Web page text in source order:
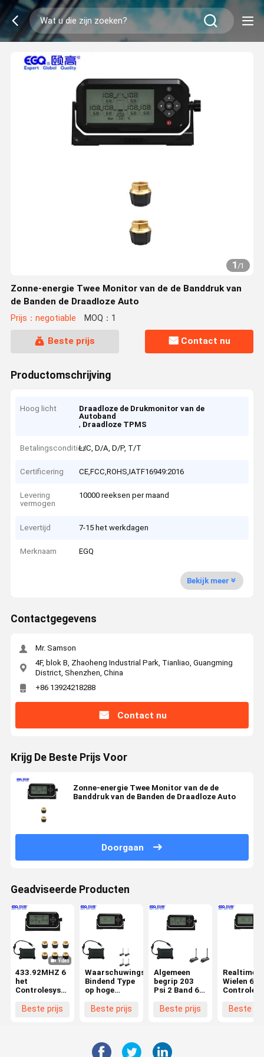
1/1
Zonne-energie Twee Monitor van de de Banddruk van
de Banden de Draadloze Auto
Prijs：negotiable MOQ：1
Beste prijs Contact nu
Productomschrijving
Hoog licht
Draadloze de Drukmonitor van de
Autoband
, Draadloze TPMS
BetalingsconditiesL/C, D/A, D/P, T/T
Certificering CE,FCC,ROHS,IATF16949:2016
Levering
vermogen
10000 reeksen per maand
Levertijd 7-15 het werkdagen
Merknaam EGQ
Bekijk meer
Contactgegevens
Mr. Samson
4F, blok B, Zhaoheng Industrial Park, Tianliao, Guangming
District, Shenzhen, China
+86 13924218288
Contact nu
Krijg De Beste Prijs Voor
Zonne-energie Twee Monitor van de de
Banddruk van de Banden de Draadloze Auto
Doorgaan
Geadviseerde Producten
433.92MHZ 6
het
Controlesysteem
Banddruk
Beste prijs
Waarschuwings
Bindend Type
op hoge
4 Sensor van
Beste prijs
Algemeen
begrip 203
Psi 2 Band 6
Controlesysteem
Beste prijs
Realtime 4
Wielen 6
Banddruk
Beste